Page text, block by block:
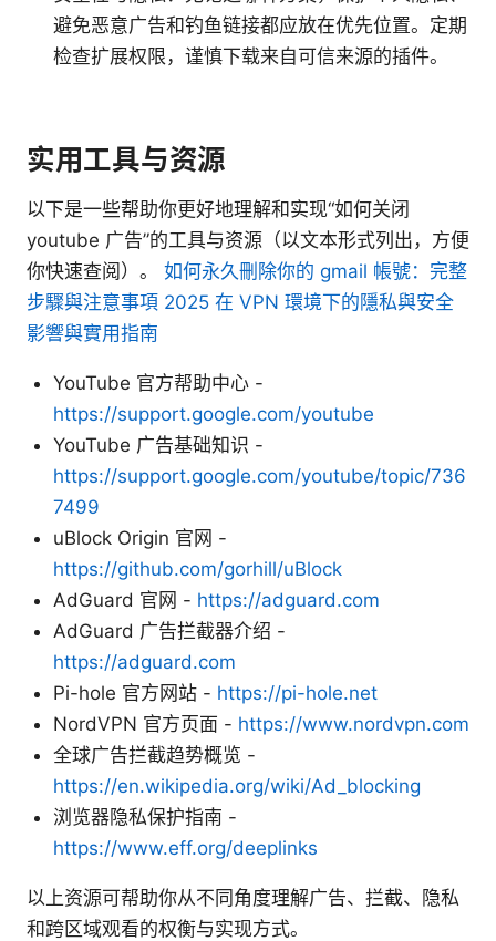
避免恶意广告和钓鱼链接都应放在优先位置。定期
检查扩展权限，谨慎下载来自可信来源的插件。
实用工具与资源
以下是一些帮助你更好地理解和实现“如何关闭
youtube 广告”的工具与资源（以文本形式列出，方便
你快速查阅）。 如何永久刪除你的 gmail 帳號：完整
步驟與注意事項 2025 在 VPN 環境下的隱私與安全
影響與實用指南
YouTube 官方帮助中心 -
https://support.google.com/youtube
YouTube 广告基础知识 -
https://support.google.com/youtube/topic/736
7499
uBlock Origin 官网 -
https://github.com/gorhill/uBlock
AdGuard 官网 - https://adguard.com
AdGuard 广告拦截器介绍 -
https://adguard.com
Pi-hole 官方网站 - https://pi-hole.net
NordVPN 官方页面 - https://www.nordvpn.com
全球广告拦截趋势概览 -
https://en.wikipedia.org/wiki/Ad_blocking
浏览器隐私保护指南 -
https://www.eff.org/deeplinks
以上资源可帮助你从不同角度理解广告、拦截、隐私
和跨区域观看的权衡与实现方式。